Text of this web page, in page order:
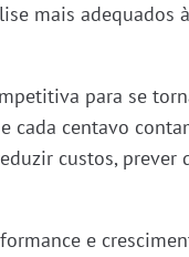
mais adequados
para se
cada centavo
custos, prever
e